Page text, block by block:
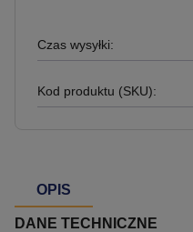
Czas wysyłki:
Kod produktu (SKU):
OPIS
DANE TECHNICZNE